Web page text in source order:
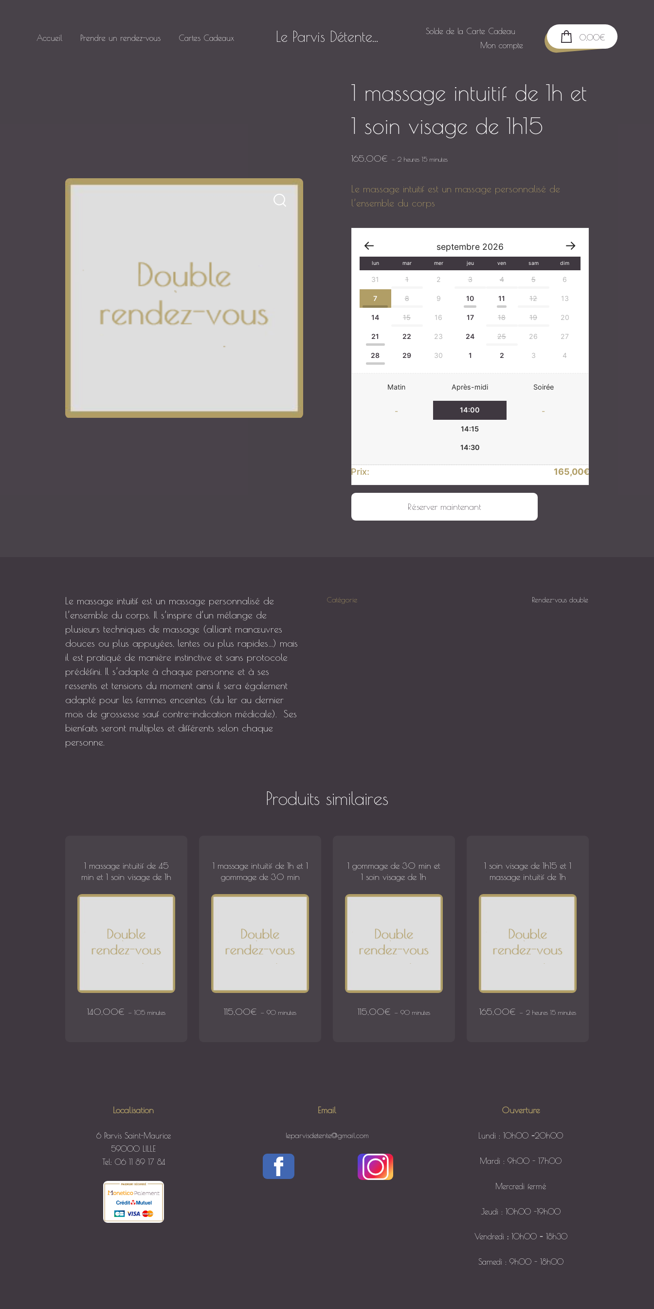
Accueil Prendre un rendez-vous Cartes Cadeaux Le Parvis Détente...
Solde de la Carte Cadeau
Mon compte
0,00€
1 massage intuitif de 1h et
1 soin visage de 1h15
165,00€ 2 heures 15 minutes
Le massage intuitif est un massage personnalisé de
l’ensemble du corps
septembre 2026
lun mar mer jeu ven sam dim
31 1 2 3 4 5 6
7 8 9 10 11 12 13
14 15 16 17 18 19 20
21 22 23 24 25 26 27
28 29 30 1 2 3 4
Matin
-
Après-midi
14:00
14:15
14:30
Soirée
-
Prix: 165,00€
quantité de 1 massage intuitif de 1h et 1 soin visage de 1h15
Réserver maintenant
Le massage intuitif est un massage personnalisé de
l’ensemble du corps. Il s’inspire d’un mélange de
plusieurs techniques de massage (alliant manœuvres
douces ou plus appuyées, lentes ou plus rapides…) mais
il est pratiqué de manière instinctive et sans protocole
prédéfini. Il s’adapte à chaque personne et à ses
ressentis et tensions du moment ainsi il sera également
adapté pour les femmes enceintes (du 1er au dernier
mois de grossesse sauf contre-indication médicale). Ses
bienfaits seront multiples et différents selon chaque
personne.
Catégorie Rendez-vous double
Produits similaires
1 massage intuitif de 45
min et 1 soin visage de 1h
140,00€ 105 minutes
1 massage intuitif de 1h et 1
gommage de 30 min
115,00€ 90 minutes
1 gommage de 30 min et
1 soin visage de 1h
115,00€ 90 minutes
1 soin visage de 1h15 et 1
massage intuitif de 1h
165,00€ 2 heures 15 minutes
Localisation
6 Parvis Saint-Maurice
59000 LILLE
Tel: 06 11 89 17 84
Email
leparvisdetente@gmail.com
Ouverture
Lundi : 10h00 –20h00
Mardi : 9h00 - 17h00
Mercredi fermé
Jeudi : 10h00 -19h00
Vendredi :10h00 –18h30
Samedi : 9h00 - 18h00